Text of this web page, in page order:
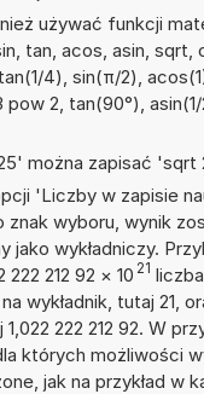
używać funkcji
tan, acos, asin, sqrt,
4), sin(π/2),
2, tan(90°),
można zapisać 'sqrt
'Liczby w zapisie
znak wyboru, wynik
jako wykładniczy.
222 212 92 × 10 21
wykładnik, tutaj 21,
222 212 92. W
których możliwości
jak na przykład w